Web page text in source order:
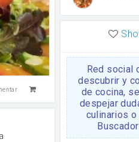
HOJALDROSA TV
en
rápida
https://
HOJALDROSA TV
en
Rosa
https://
enReceta
Red social
descubrir y
de cocina,
despejar
culinarios o